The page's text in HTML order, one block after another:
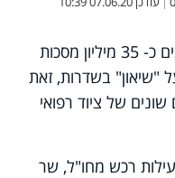
משרד הביטחון רכש בימים האחרונים כ- 35 מיליון מסכות
"שיאון" בשדרות, זאת
של ציוד רפואי
רכש מחו"ל, שר